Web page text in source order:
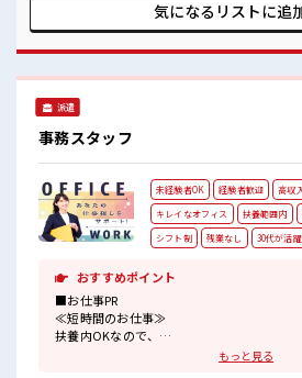
実する≫ 場合によってはお願いす
はほとんどナシ！ ≪髪色自由で
けど自分にもできそう≫ 新しい
安だけど、 しっかり働く環境が
り！ ストレス解消☆
気になるリストに追
派遣
事務スタッフ
未経験者OK 経験者歓迎 高収入
キレイなオフィス
扶養範囲内
シフト制
残業なし 30代が活躍
おすすめポイント
■お仕事PR
≪短時間のお仕事≫
扶養内OKなので、
主婦&主夫さんも気軽にご応募くださいね♪
もっと見る